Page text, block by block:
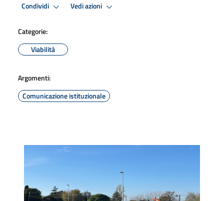
Condividi Vedi azioni
Categorie:
Viabilità
Argomenti:
Comunicazione istituzionale